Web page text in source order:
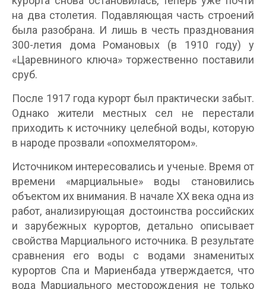
на два столетия. Подавляющая часть строений
была разобрана. И лишь в честь празднования
300-летия дома Романовых (в 1910 году) у
«Царевниного ключа» торжественно поставили
сруб.
После 1917 года курорт был практически забыт.
Однако жители местных сел не перестали
приходить к источнику целебной воды, которую
в народе прозвали «опохмелятором».
Источником интересовались и ученые. Время от
времени «марциальные» воды становились
объектом их внимания. В начале XX века одна из
работ, анализирующая достоинства российских
и зарубежных курортов, детально описывает
свойства Марциального источника. В результате
сравнения его воды с водами знаменитых
курортов Спа и Мариенбада утверждается, что
вода Марциального месторождения не только